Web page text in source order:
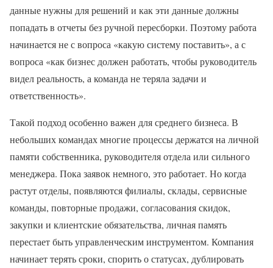
данные нужны для решений и как эти данные должны
попадать в отчеты без ручной пересборки. Поэтому работа
начинается не с вопроса «какую систему поставить», а с
вопроса «как бизнес должен работать, чтобы руководитель
видел реальность, а команда не теряла задачи и
ответственность».
Такой подход особенно важен для среднего бизнеса. В
небольших командах многие процессы держатся на личной
памяти собственника, руководителя отдела или сильного
менеджера. Пока заявок немного, это работает. Но когда
растут отделы, появляются филиалы, склады, сервисные
команды, повторные продажи, согласования скидок,
закупки и клиентские обязательства, личная память
перестает быть управленческим инструментом. Компания
начинает терять сроки, спорить о статусах, дублировать